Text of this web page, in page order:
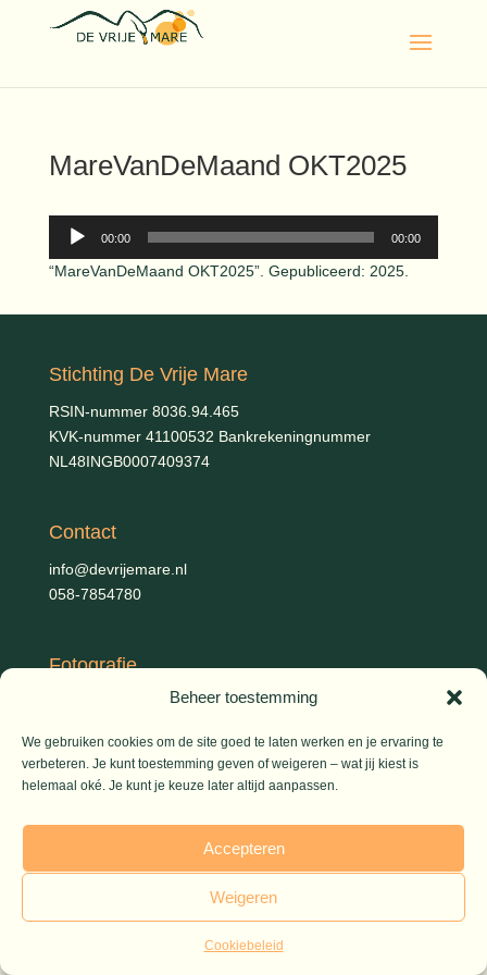
Beheer toestemming
We gebruiken cookies om de site goed te laten werken en je ervaring te
verbeteren. Je kunt toestemming geven of weigeren – wat jij kiest is
helemaal oké. Je kunt je keuze later altijd aanpassen.
Accepteren
Weigeren
Cookiebeleid
MareVanDeMaand OKT2025
Audiospeler
00:00 00:00
“MareVanDeMaand OKT2025”. Gepubliceerd: 2025.
Stichting De Vrije Mare
RSIN-nummer 8036.94.465
KVK-nummer 41100532 Bankrekeningnummer
NL48INGB0007409374
Contact
info@devrijemare.nl
058-7854780
Fotografie
Gerold Febis, Johanna Koelman, Ronald de Jong,
© 2026 De Vrije Mare